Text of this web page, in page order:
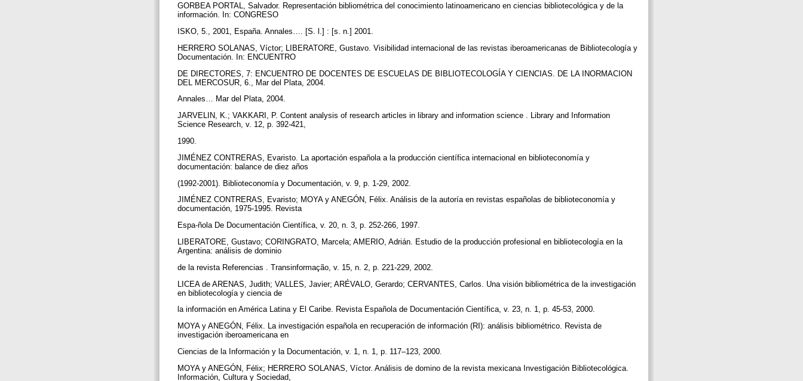
GORBEA PORTAL, Salvador. Representación bibliométrica del conocimiento latinoamericano en ciencias bibliotecológica y de la
información. In: CONGRESO
ISKO, 5., 2001, España. Annales…. [S. l.] : [s. n.] 2001.
HERRERO SOLANAS, Víctor; LIBERATORE, Gustavo. Visibilidad internacional de las revistas iberoamericanas de Bibliotecología y
Documentación. In: ENCUENTRO
DE DIRECTORES, 7: ENCUENTRO DE DOCENTES DE ESCUELAS DE BIBLIOTECOLOGÍA Y CIENCIAS. DE LA INORMACION
DEL MERCOSUR, 6., Mar del Plata, 2004.
Annales… Mar del Plata, 2004.
JARVELIN, K.; VAKKARI, P. Content analysis of research articles in library and information science . Library and Information
Science Research, v. 12, p. 392-421,
1990.
JIMÉNEZ CONTRERAS, Evaristo. La aportación española a la producción científica internacional en biblioteconomía y
documentación: balance de diez años
(1992-2001). Biblioteconomía y Documentación, v. 9, p. 1-29, 2002.
JIMÉNEZ CONTRERAS, Evaristo; MOYA y ANEGÓN, Félix. Análisis de la autoría en revistas españolas de biblioteconomía y
documentación, 1975-1995. Revista
Espa-ñola De Documentación Científica, v. 20, n. 3, p. 252-266, 1997.
LIBERATORE, Gustavo; CORINGRATO, Marcela; AMERIO, Adrián. Estudio de la producción profesional en bibliotecología en la
Argentina: análisis de dominio
de la revista Referencias . Transinformação, v. 15, n. 2, p. 221-229, 2002.
LICEA de ARENAS, Judith; VALLES, Javier; ARÉVALO, Gerardo; CERVANTES, Carlos. Una visión bibliométrica de la investigación
en bibliotecología y ciencia de
la información en América Latina y El Caribe. Revista Española de Documentación Científica, v. 23, n. 1, p. 45-53, 2000.
MOYA y ANEGÓN, Félix. La investigación española en recuperación de información (RI): análisis bibliométrico. Revista de
investigación iberoamericana en
Ciencias de la Información y la Documentación, v. 1, n. 1, p. 117–123, 2000.
MOYA y ANEGÓN, Félix; HERRERO SOLANAS, Víctor. Análisis de domino de la revista mexicana Investigación Bibliotecológica.
Información, Cultura y Sociedad,